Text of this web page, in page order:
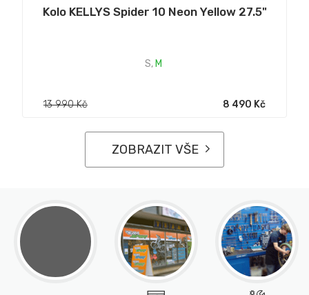
Kolo KELLYS Spider 10 Neon Yellow 27.5"
S, M
13 990 Kč 8 490 Kč
ZOBRAZIT VŠE